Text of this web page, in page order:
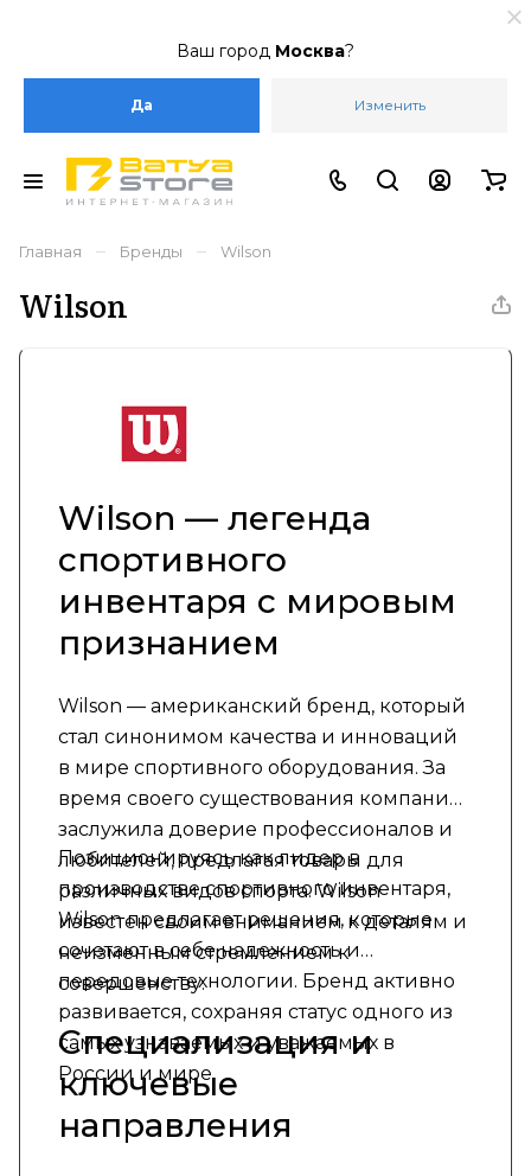
Ваш город Москва?
Да Изменить
Главная – Бренды – Wilson
Wilson
Wilson — легенда
спортивного
инвентаря с мировым
признанием
Wilson — американский бренд, который
стал синонимом качества и инноваций
в мире спортивного оборудования. За
время своего существования компания
заслужила доверие профессионалов и
любителей, предлагая товары для
различных видов спорта. Wilson
известен своим вниманием к деталям и
неизменным стремлением к
совершенству.
Позиционируясь как лидер в
производстве спортивного инвентаря,
Wilson предлагает решения, которые
сочетают в себе надежность и
передовые технологии. Бренд активно
развивается, сохраняя статус одного из
самых узнаваемых и уважаемых в
России и мире.
Специализация и
ключевые
направления